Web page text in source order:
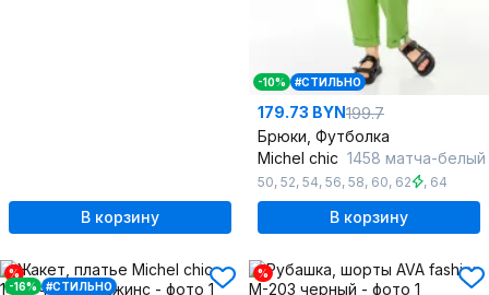
В корзину
-10% #СТИЛЬНО
179.73 BYN199.7
Брюки, Футболка
Michel chic 1458 матча-белый
50, 52, 54, 56, 58, 60, 62 , 64
В корзину
%
-16%
#СТИЛЬНО
%